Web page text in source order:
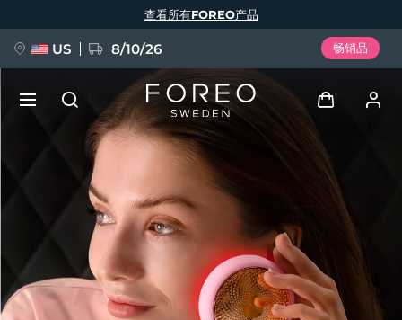
查看所有FOREO产品
US 8/10/26 畅销品
用户信息
我的设备
我的订单
FAQ™ Pure Beauty-Tech Elixir
BREAKING NEWS
Deutsch
Español
Français
Italiano
Português
Polski
Svenska
Русский